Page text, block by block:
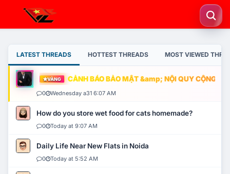
LATEST THREADS HOTTEST THREADS MOST VIEWED
VÀNG CẢNH BÁO BẢO MẬT &amp; NỘI QUY CỘNG
0 Wednesday a31 6:07 AM
How do you store wet food for cats homemade?
0 Today at 9:07 AM
Daily Life Near New Flats in Noida
0 Today at 5:52 AM